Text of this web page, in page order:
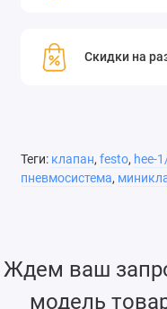
Скидки на
Теги: клапан, festo, hee-
пневмосистема,
Ждем ваш
модель